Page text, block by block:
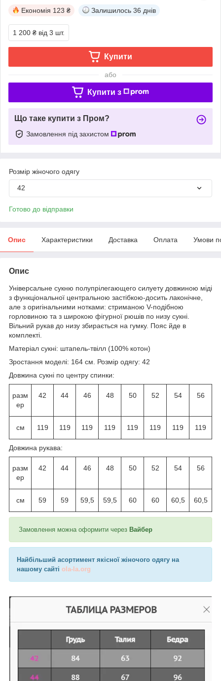
Економія 123 ₴ Залишилось 36 днів
1 200 ₴ від 3 шт.
Купити
або
Купити з
Що таке купити з Пром?
Замовлення під захистом
Розмір жіночого одягу
42
Готово до відправки
Опис Характеристики Доставка Оплата Умови
Опис
Універсальне сукню полупрілегающего силуету довжиною міді
з функціональної центральною застібкою-досить лаконічне,
але з оригінальними нотками: стриманою V-подібною
горловиною та з широкою фігурної рюшів по низу сукні.
Вільний рукав до низу збирається на гумку. Пояс йде в
комплекті.
Матеріал сукні: штапель-твілл (100% котон)
Зростання моделі: 164 см. Розмір одягу: 42
Довжина сукні по центру спинки:
разм
ер
42 44 46 48 50 52 54 56
см 119 119 119 119 119 119 119 119
Довжина рукава:
разм
ер
42 44 46 48 50 52 54 56
см 59 59 59,5 59,5 60 60 60,5 60,5
Замовлення можна оформити через Вайбер
Найбільший асортимент якісної жіночого одягу на
нашому сайті ola-la.org